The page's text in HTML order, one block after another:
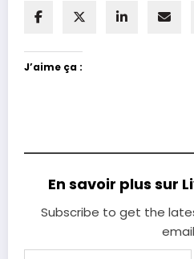
J’aime ça :
En savoir plus sur
Subscribe to get the
Saisissez votre adresse e-mail…